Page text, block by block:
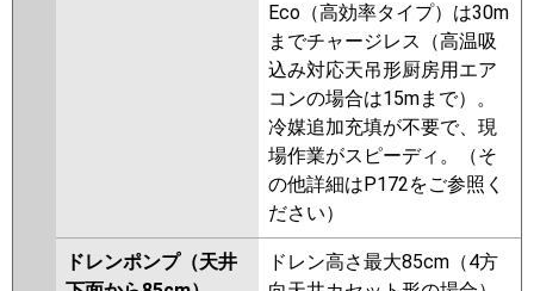
Eco（高効率タイプ）は30m
までチャージレス（高温吸
込み対応天吊形厨房用エア
コンの場合は15mまで）。
冷媒追加充填が不要で、現
場作業がスピーディ。（そ
の他詳細はP172をご参照く
ださい）
ドレンポンプ（天井
ドレン高さ最大85cm（4方